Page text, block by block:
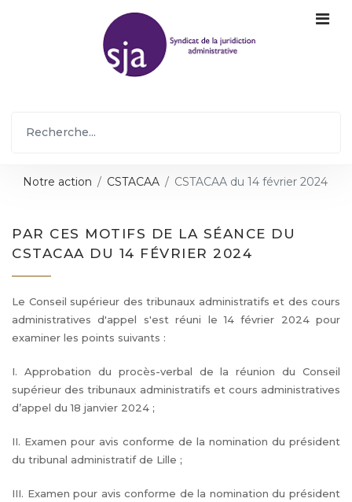
Notre action CSTACAA CSTACAA du 14 février 2024
PAR CES MOTIFS DE LA SÉANCE DU
CSTACAA DU 14 FÉVRIER 2024
Le Conseil supérieur des tribunaux administratifs et des cours
administratives d'appel s'est réuni le 14 février 2024 pour
examiner les points suivants :
I. Approbation du procès-verbal de la réunion du Conseil
supérieur des tribunaux administratifs et cours administratives
d’appel du 18 janvier 2024 ;
II. Examen pour avis conforme de la nomination du président
du tribunal administratif de Lille ;
III. Examen pour avis conforme de la nomination du président